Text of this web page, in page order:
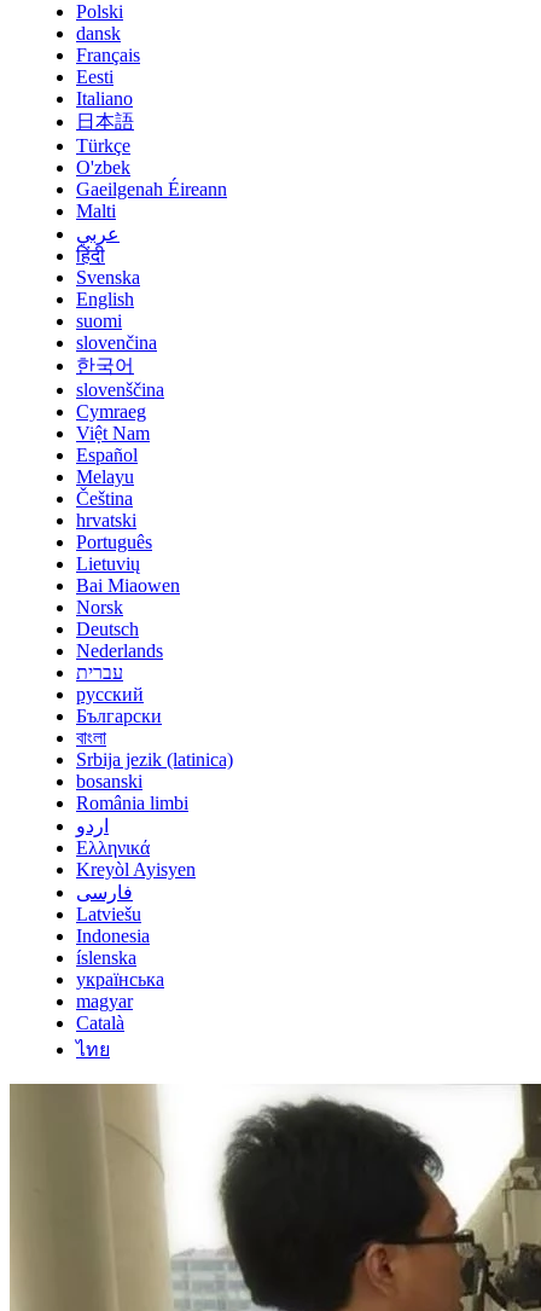
Polski
dansk
Français
Eesti
Italiano
日本語
Türkçe
O'zbek
Gaeilgenah Éireann
Malti
عربي
हिंदी
Svenska
English
suomi
slovenčina
한국어
slovenščina
Cymraeg
Việt Nam
Español
Melayu
Čeština
hrvatski
Português
Lietuvių
Bai Miaowen
Norsk
Deutsch
Nederlands
עברית
русский
Български
বাংলা
Srbija jezik (latinica)
bosanski
România limbi
اردو
Ελληνικά
Kreyòl Ayisyen
فارسی
Latviešu
Indonesia
íslenska
українська
magyar
Català
ไทย